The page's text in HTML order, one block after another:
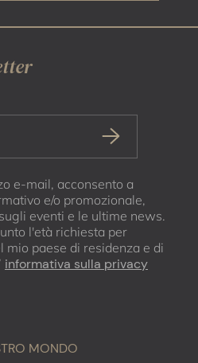
e-mail, acconsento a
e/o promozionale,
eventi e le ultime news.
l'età richiesta per
mio paese di residenza e di
informativa sulla privacy
MONDO